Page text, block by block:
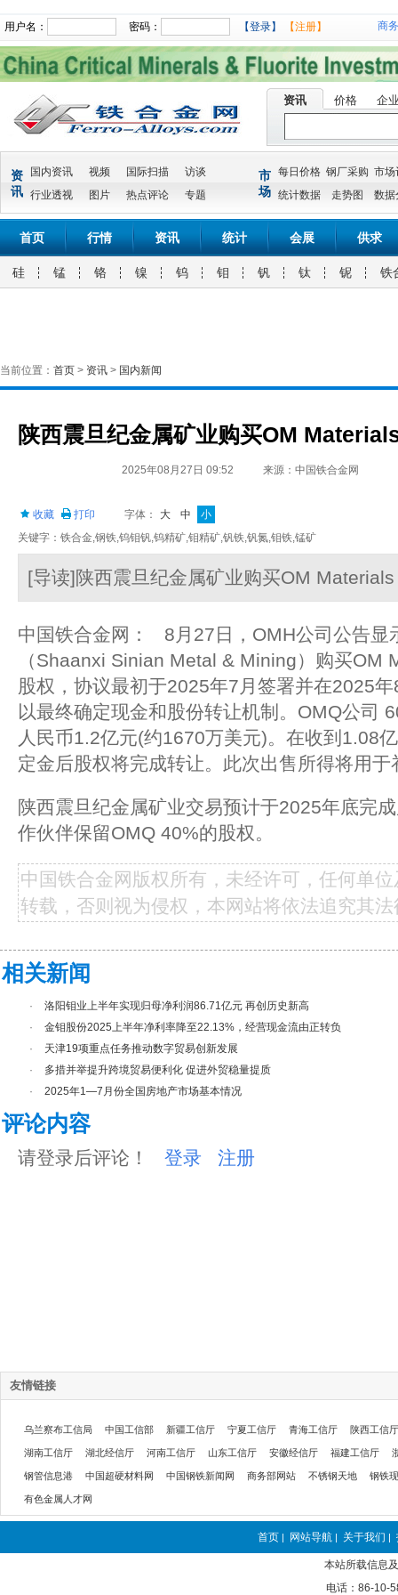
用户名： 密码： 【登录】 【注册】 商
资讯 价格 企
资
讯
国内资讯 视频 国际扫描
访谈
行业透视
图片 热点评论 专题
市
场
每日价格 钢厂采购 市场
统计数据
走势图 数据
首页 行情 资讯 统计 会展 供求
硅 锰 铬 镍 钨 钼 钒 钛 铌 铁
当前位置： 首页 > 资讯 > 国内新闻
陕西震旦纪金属矿业购买OM
2025年08月27日 09:52 来源：中国铁合金网
收藏 打印 字体： 大 中
小
关键字：铁合金,钢铁,钨钼钒,钨精矿,钼精矿,钒铁,钒氮,钼铁,锰矿
[导读]陕西震旦纪金属矿业购买OM
中国铁合金网： 8月27日，OMH公司公告显
（Shaanxi Sinian Metal & Mining）购买OM
股权，协议最初于2025年7月签署并在2025
以最终确定现金和股份转让机制。OMQ公司
人民币1.2亿元(约1670万美元)。在收到1.08
定金后股权将完成转让。此次出售所得将用
陕西震旦纪金属矿业交易预计于2025年底完
作伙伴保留OMQ 40%的股权。
中国铁合金网版权所有，未经许可，任何单
转载，否则视为侵权，本网站将依法追究其
相关新闻
·
洛阳钼业上半年实现归母净利润86.71亿元 再创历史新高
·
金钼股份2025上半年净利率降至22.13%，经营现金流由正转负
·
天津19项重点任务推动数字贸易创新发展
·
多措并举提升跨境贸易便利化 促进外贸稳量提质
·
2025年1—7月份全国房地产市场基本情况
评论内容
请登录后评论！ 登录 注册
友情链接
乌兰察布工信局 中国工信部 新疆工信厅 宁夏工信厅 青海工信厅 陕西工信厅
湖南工信厅 湖北经信厅 河南工信厅 山东工信厅 安徽经信厅 福建工信厅
钢管信息港 中国超硬材料网 中国钢铁新闻网 商务部网站 不锈钢天地 钢铁
有色金属人才网
首页 | 网站导航 | 关于我们 |
本站所载信息
电话：86-10-